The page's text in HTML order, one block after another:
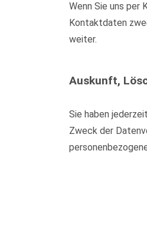
Wenn Sie uns per
Kontaktdaten
weiter.
Auskunft,
Sie haben
Zweck der